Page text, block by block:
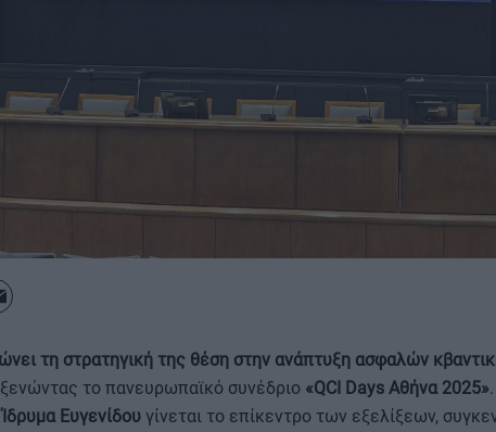
τη στρατηγική της θέση στην ανάπτυξη ασφαλών
το πανευρωπαϊκό συνέδριο «QCI Days Αθήνα 2025»
Ίδρυμα Ευγενίδουγίνεται το επίκεντρο των εξελίξεων,